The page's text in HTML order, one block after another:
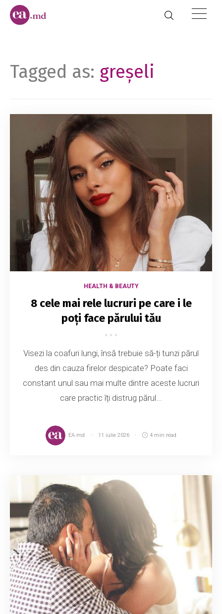
Tagged as: greşeli
HEALTH & BEAUTY
8 cele mai rele lucruri pe care i le
poți face părului tău
Visezi la coafuri lungi, însă trebuie să-ți tunzi părul
des din cauza firelor despicate? Poate faci
constant unul sau mai multe dintre aceste lucruri
care practic îți distrug părul...
EA.md 11 iulie 2026 4 min read